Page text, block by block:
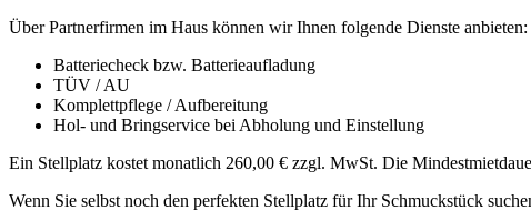
Über Partnerfirmen im Haus können wir Ihnen folgende Dienste anbieten:
Batteriecheck bzw. Batterieaufladung
TÜV / AU
Komplettpflege / Aufbereitung
Hol- und Bringservice bei Abholung und Einstellung
Ein Stellplatz kostet monatlich 260,00 € zzgl. MwSt. Die
Wenn Sie selbst noch den perfekten Stellplatz für Ihr Schmuckstück